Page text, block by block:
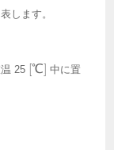
します。
25 [\text{℃}]
[℃] 中に置